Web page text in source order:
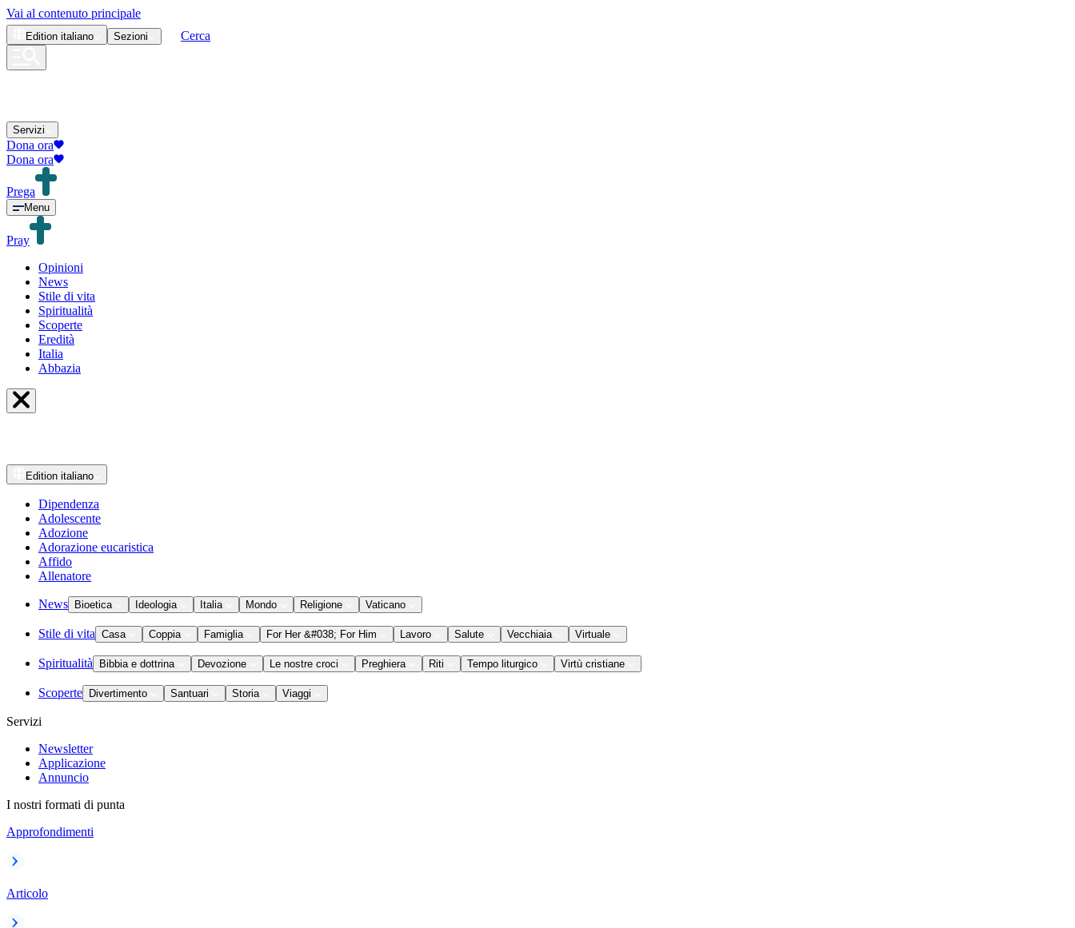
Vai al contenuto principale
Edition italiano Sezioni Cerca
Servizi
Dona ora
Dona ora
Prega
Menu
Pray
Opinioni
News
Stile di vita
Spiritualità
Scoperte
Eredità
Italia
Abbazia
Edition italiano
Dipendenza
Adolescente
Adozione
Adorazione eucaristica
Affido
Allenatore
News Bioetica Ideologia Italia Mondo Religione Vaticano
Stile di vita Casa Coppia Famiglia For Her &#038; For Him Lavoro Salute Vecchiaia Virtuale
Spiritualità Bibbia e dottrina Devozione Le nostre croci Preghiera Riti Tempo liturgico Virtù cristiane
Scoperte Divertimento Santuari Storia Viaggi
Servizi
Newsletter
Applicazione
Annuncio
I nostri formati di punta
Approfondimenti
Articolo